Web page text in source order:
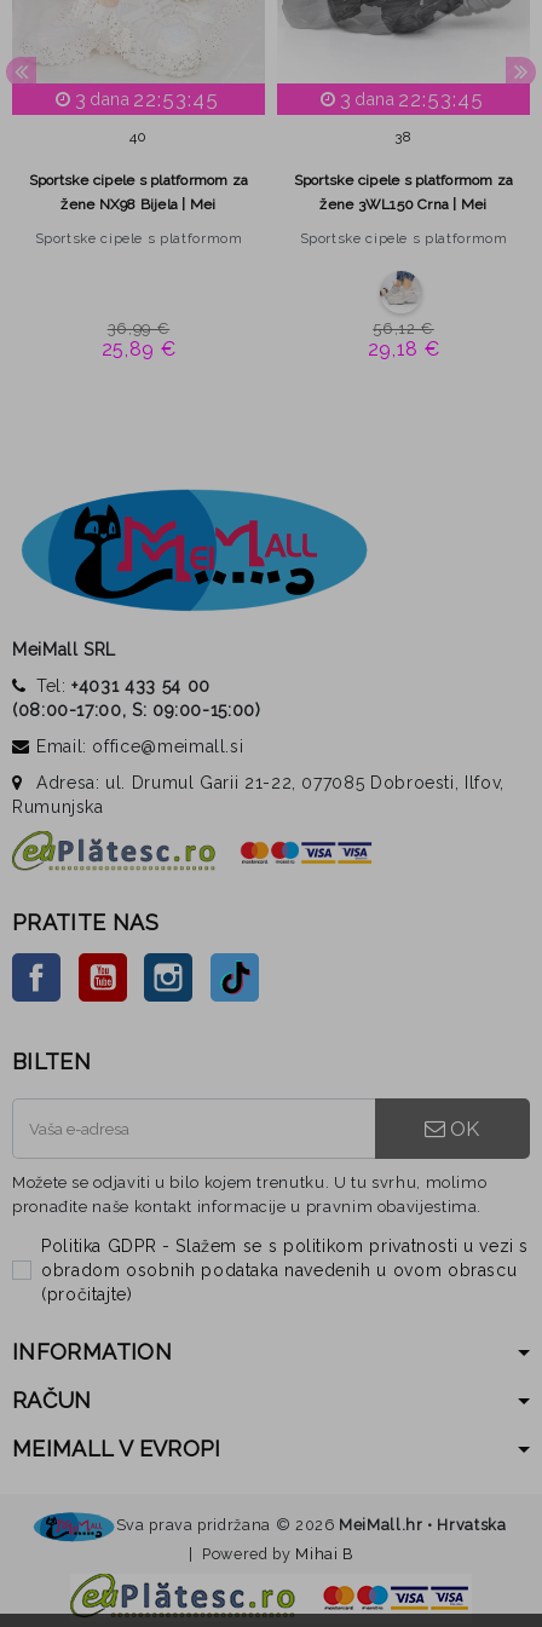
3 dana 22:53:45
40
Sportske cipele s platformom za
žene NX98 Bijela | Mei
Sportske cipele s platformom
25,89 €
36,99 €
3 dana 22:53:45
38
Sportske cipele s platformom za
žene 3WL150 Crna | Mei
Sportske cipele s platformom
29,18 €
56,12 €
MeiMall SRL
Tel:+4031 433 54 00
(08:00-17:00, S: 09:00-15:00)
Email: office@meimall.si
Adresa: ul. Drumul Garii 21-22, 077085 Dobroesti, Ilfov,
Rumunjska
PRATITE NAS
FacebookYouTube Instagram
BILTEN
OK
Možete se odjaviti u bilo kojem trenutku. U tu svrhu, molimo
pronađite naše kontakt informacije u pravnim obavijestima.
Politika GDPR - Slažem se s politikom privatnosti u vezi s
obradom osobnih podataka navedenih u ovom obrascu
(pročitajte)
INFORMATION
RAČUN
MEIMALL V EVROPI
Sva prava pridržana © 2026 MeiMall.hr • Hrvatska
| Powered by Mihai B